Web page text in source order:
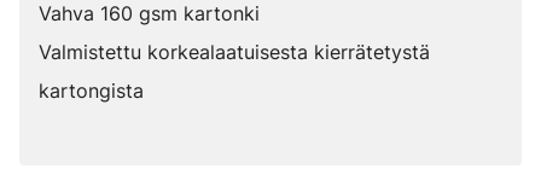
Vahva 160 gsm kartonki
Valmistettu korkealaatuisesta kierrätetystä
kartongista